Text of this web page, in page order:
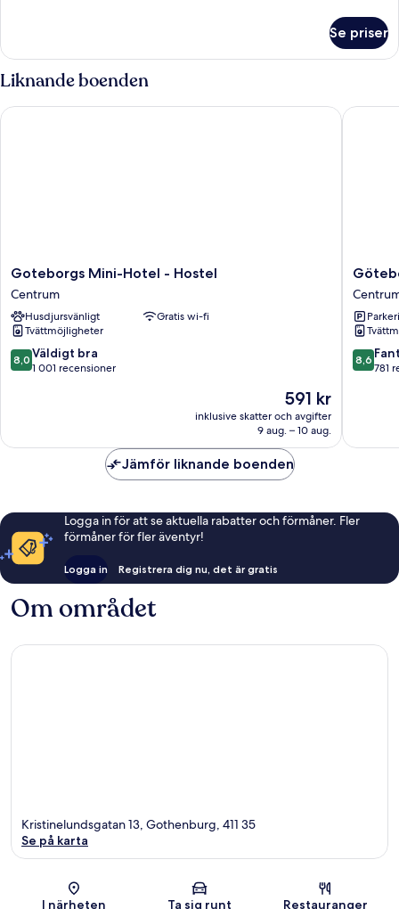
badrum
(No
window)
dubbelrum
eller
tvåbäddsrum
delat
Se priser
Liknande boenden
Goteborgs
Mini-
Hotel
-
Hostel
Centrum
Goteborgs Mini-Hotel - Hostel
Centrum
Husdjursvänligt
Gratis wi-fi
Tvättmöjligheter
8.0
av
8,0 Väldigt bra
1 001 recensioner
Priset
är
591 kr
591 kr
inklusive skatter och avgifter
9 aug. – 10 aug.
Goteborgs Mini-Hotel - Hostel
Hostel
8.6
av
8,6
781
Jämför liknande boenden
Logga in för att se aktuella rabatter och förmåner. Fler
förmåner för fler äventyr!
Logga in Registrera dig nu, det är gratis
Om området
Karta
Kristinelundsgatan 13, Gothenburg, 411 35
Se på karta
I närheten Ta sig runt Restauranger